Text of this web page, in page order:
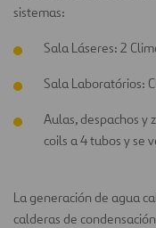
sistemas:
Sala Láseres: 2
Sala Laboratórios:
Aulas, despachos y
coils a 4 tubos y se
La generación de agua
calderas de